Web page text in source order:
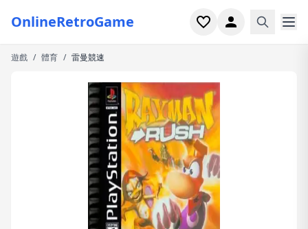
OnlineRetroGame
首頁
遊戲 / 體育 / 雷曼競速